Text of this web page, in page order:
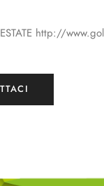
http://